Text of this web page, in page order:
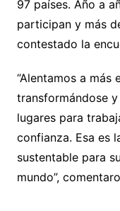
97 países. Año a
participan y más
contestado la
“Alentamos a más
transformándose
lugares para
confianza. Esa es
sustentable para
mundo”,